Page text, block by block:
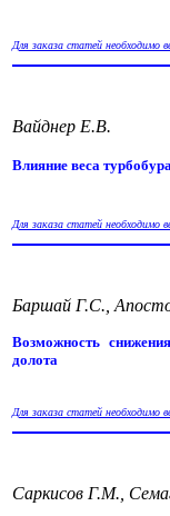
Для заказа статей необходимо
Вайднер Е.В.
Влияние веса
Для заказа статей необходимо
Баршай Г.С.,
Возможность
долота
Для заказа статей необходимо
Саркисов Г.М.,